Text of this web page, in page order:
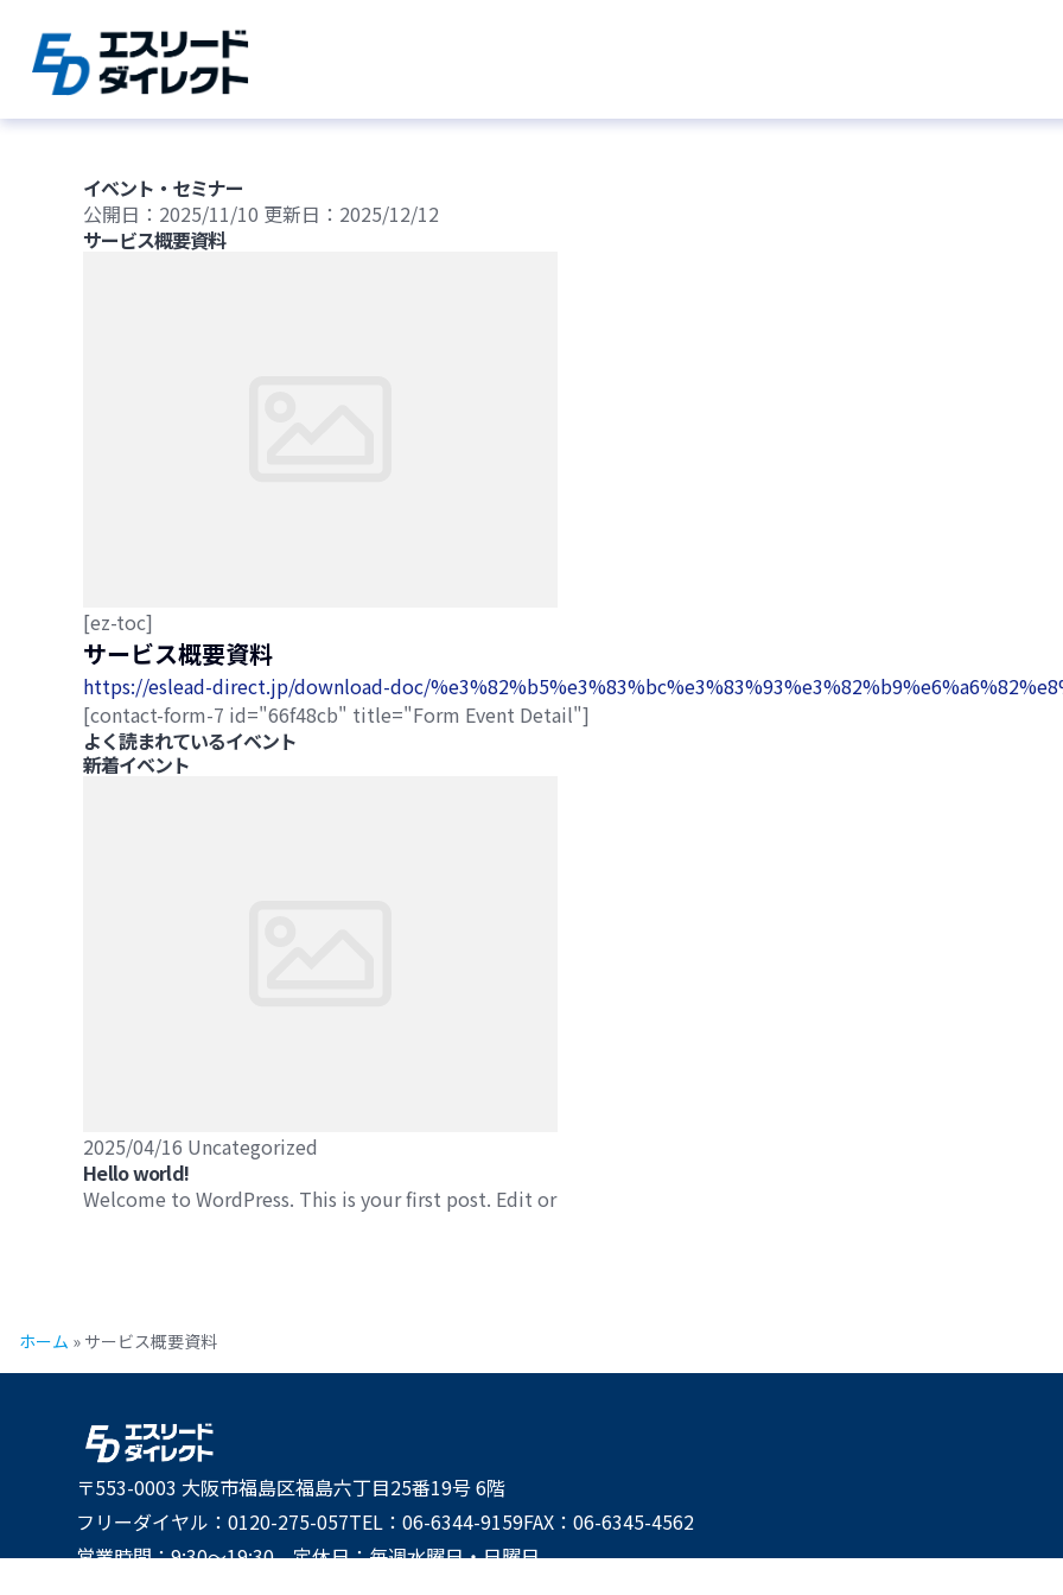
content
イベント・セミナー
公開日：2025/11/10 更新日：2025/12/12
サービス概要資料
[ez-toc]
サービス概要資料
https://eslead-direct.jp/download-doc/
[contact-form-7 id="66f48cb" title="Form Event Detail"]
よく読まれているイベント
新着イベント
2025/04/16 Uncategorized
Hello world!
Welcome to WordPress. This is your first post. Edit or
ホーム » サービス概要資料
〒553-0003 大阪市福島区福島六丁目25番19号 6階
フリーダイヤル：0120-275-057TEL：06-6344-9159FAX：06-6345-4562
営業時間：9:30～19:30 定休日：毎週水曜日・日曜日